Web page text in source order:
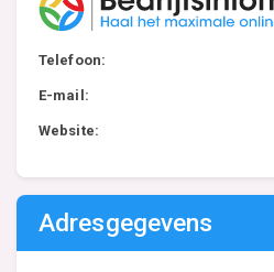
Telefoon:
E-mail:
Website:
Adresgegevens